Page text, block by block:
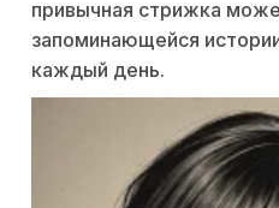
привычная стрижка
запоминающейся
каждый день.